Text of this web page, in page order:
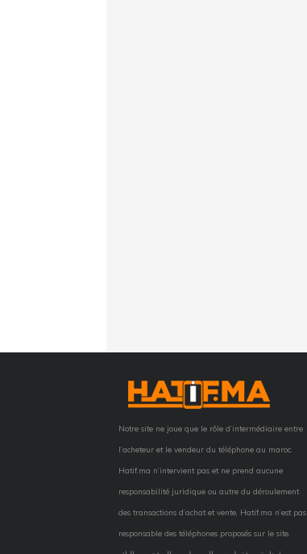
Notre site ne joue que le rôle d’intermédiaire entre
l’acheteur et le vendeur du téléphone au maroc.
Hatif.ma n’intervient pas et ne prend aucune
responsabilité juridique ou autre du déroulement
des transactions d’achat et vente, Hatif.ma n’est pas
responsable des téléphones proposés sur le site.